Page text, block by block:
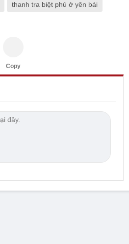
thanh tra biệt phủ ở yên bái
Copy